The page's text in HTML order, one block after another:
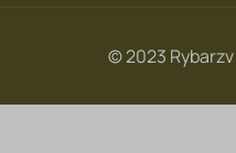
© 2023 Rybarzv